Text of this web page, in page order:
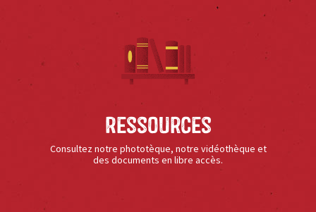
Ressources
Consultez notre phototèque, notre vidéothèque et
des documents en libre accès.